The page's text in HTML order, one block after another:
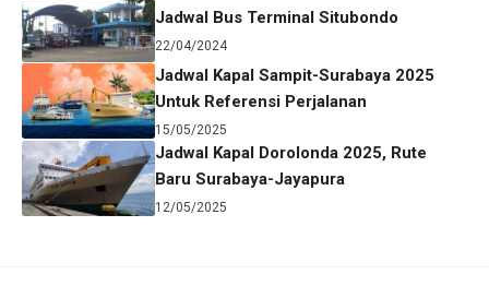
Jadwal Bus Terminal Situbondo
22/04/2024
Jadwal Kapal Sampit-Surabaya 2025
Untuk Referensi Perjalanan
15/05/2025
Jadwal Kapal Dorolonda 2025, Rute
Baru Surabaya-Jayapura
12/05/2025